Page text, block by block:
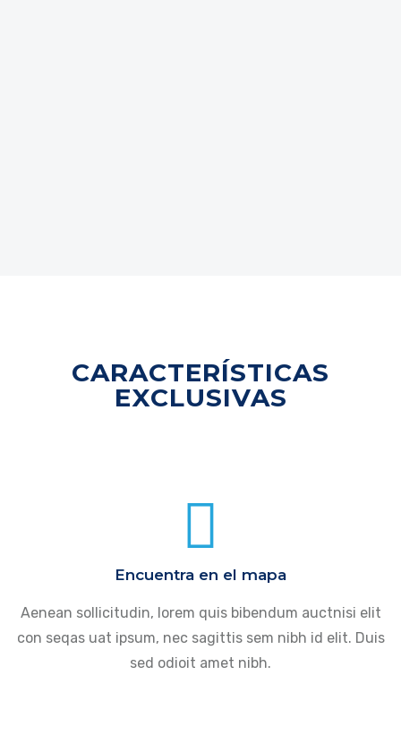
CARACTERÍSTICAS
EXCLUSIVAS
Encuentra en el mapa
Aenean sollicitudin, lorem quis bibendum auctnisi elit
con seqas uat ipsum, nec sagittis sem nibh id elit. Duis
sed odioit amet nibh.